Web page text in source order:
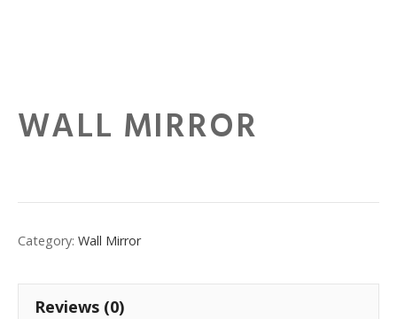
WALL MIRROR
Category: Wall Mirror
Reviews (0)